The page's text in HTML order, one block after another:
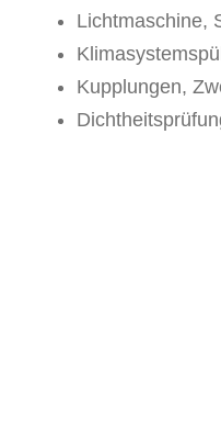
Lichtmaschine,
Kupplungen,